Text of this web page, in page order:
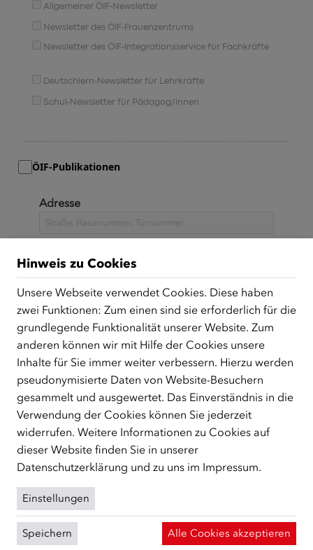
Allgemeiner ÖIF-Newsletter
Newsletter des ÖIF-Frauenzentrums
Newsletter des ÖIF-Integrationsservice für Fachkräfte
Deutschlern-Newsletter für Lehrkräfte
Schul-Newsletter für Pädagog/innen
ÖIF-Publikationen
Adresse
Ort
Land
Magazin Deutsch lernen
Magazin Deutsch für Kinder
Seminarprogramm für Praktiker/innen
Hinweis zu Cookies
Unsere Webseite verwendet Cookies. Diese haben
zwei Funktionen: Zum einen sind sie erforderlich für die
grundlegende Funktionalität unserer Website. Zum
anderen können wir mit Hilfe der Cookies unsere
Inhalte für Sie immer weiter verbessern. Hierzu werden
pseudonymisierte Daten von Website-Besuchern
gesammelt und ausgewertet. Das Einverständnis in die
Verwendung der Cookies können Sie jederzeit
widerrufen. Weitere Informationen zu Cookies auf
dieser Website finden Sie in unserer
Datenschutzerklärung und zu uns im Impressum.
Einstellungen
Speichern Alle Cookies akzeptieren